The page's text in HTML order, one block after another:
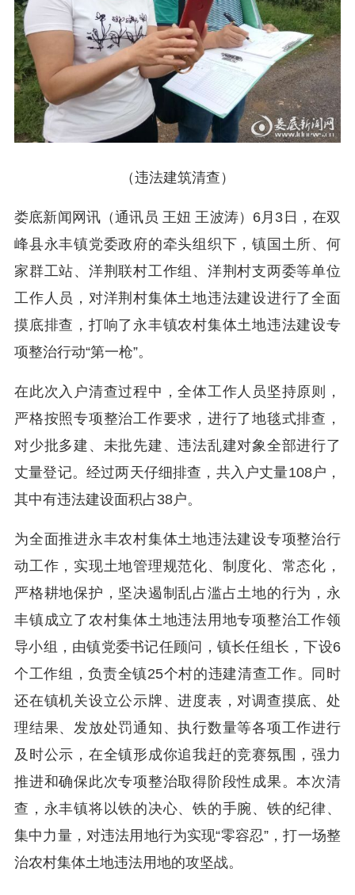
（违法建筑清查 ）
娄底新闻网讯（通讯员 王妞 王波涛）6月3日，在双
峰县永丰镇党委政府的牵头组织下，镇国土所、何
家群工站、洋荆联村工作组、洋荆村支两委等单位
工作人员，对洋荆村集体土地违法建设进行了全面
摸底排查，打响了永丰镇农村集体土地违法建设专
项整治行动“第一枪”。
在此次入户清查过程中，全体工作人员坚持原则，
严格按照专项整治工作要求，进行了地毯式排查，
对少批多建、未批先建、违法乱建对象全部进行了
丈量登记。经过两天仔细排查，共入户丈量108户，
其中有违法建设面积占38户。
为全面推进永丰农村集体土地违法建设专项整治行
动工作，实现土地管理规范化、制度化、常态化，
严格耕地保护，坚决遏制乱占滥占土地的行为，永
丰镇成立了农村集体土地违法用地专项整治工作领
导小组，由镇党委书记任顾问，镇长任组长，下设6
个工作组，负责全镇25个村的违建清查工作。同时
还在镇机关设立公示牌、进度表，对调查摸底、处
理结果、发放处罚通知、执行数量等各项工作进行
及时公示，在全镇形成你追我赶的竞赛氛围，强力
推进和确保此次专项整治取得阶段性成果。本次清
查，永丰镇将以铁的决心、铁的手腕、铁的纪律、
集中力量，对违法用地行为实现“零容忍”，打一场整
治农村集体土地违法用地的攻坚战。